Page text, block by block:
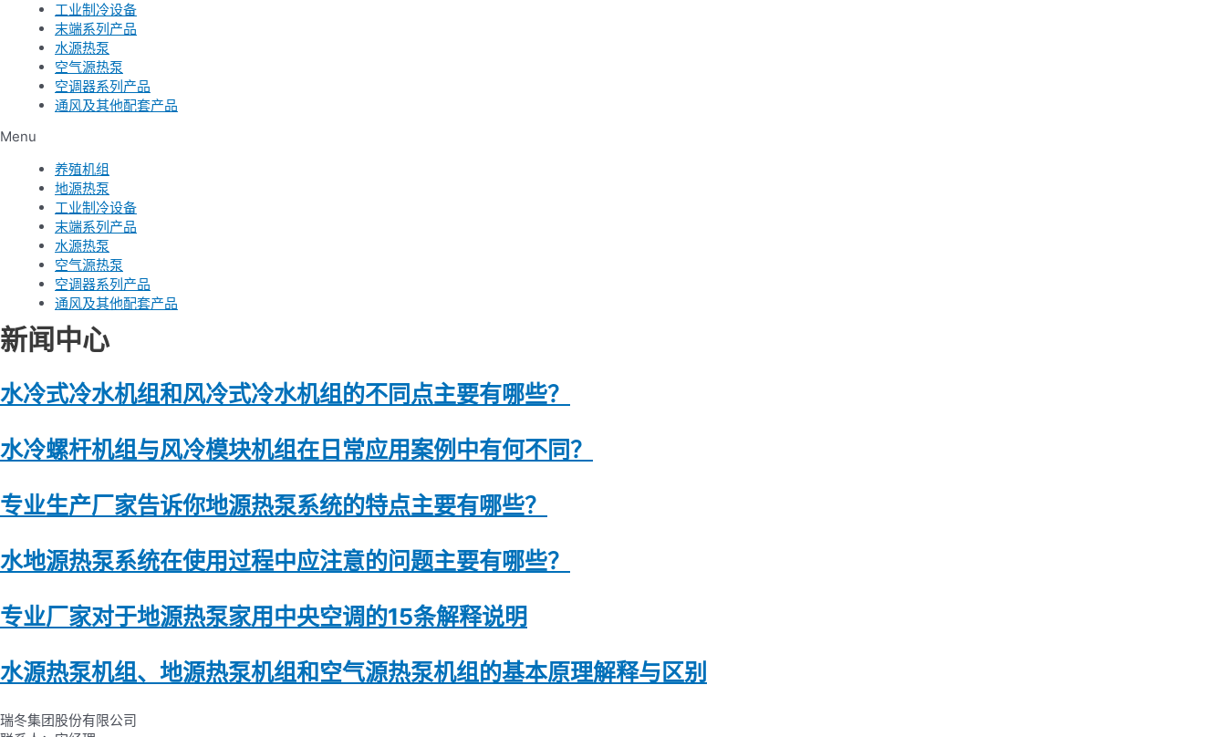
工业制冷设备
末端系列产品
水源热泵
空气源热泵
空调器系列产品
通风及其他配套产品
Menu
养殖机组
地源热泵
工业制冷设备
末端系列产品
水源热泵
空气源热泵
空调器系列产品
通风及其他配套产品
新闻中心
水冷式冷水机组和风冷式冷水机组的不同点主要有哪些？
水冷螺杆机组与风冷模块机组在日常应用案例中有何不同？
专业生产厂家告诉你地源热泵系统的特点主要有哪些？
水地源热泵系统在使用过程中应注意的问题主要有哪些？
专业厂家对于地源热泵家用中央空调的15条解释说明
水源热泵机组、地源热泵机组和空气源热泵机组的基本原理解释与区别
瑞冬集团股份有限公司